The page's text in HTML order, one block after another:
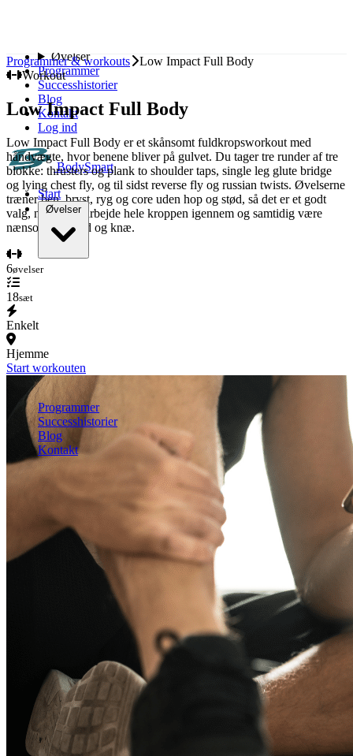
Øvelser
Programmer
Successhistorier
Blog
Kontakt
Log ind
BodySmart
Start
Øvelser
Bryst
Ryg
Ben
Mave
Helkrop
Se alle øvelser
Programmer
Successhistorier
Blog
Kontakt
Kom i gang
Kom i gang gratis Log ind
Programmer & workouts
Low Impact Full Body
Workout
Low Impact Full Body
Low Impact Full Body er et skånsomt fuldkropsworkout med
håndvægte, hvor benene bliver på gulvet. Du tager tre runder af tre
blokke: thrusters og plank to shoulder taps, single leg glute bridge
og lying chest fly, og til sidst reverse fly og russian twists. Øvelserne
træner ben, bryst, ryg og core uden hop og stød, så det er et godt
valg, når du vil arbejde hele kroppen igennem og samtidig være
nænsom mod led og knæ.
6øvelser
18sæt
Enkelt
Hjemme
Start workouten